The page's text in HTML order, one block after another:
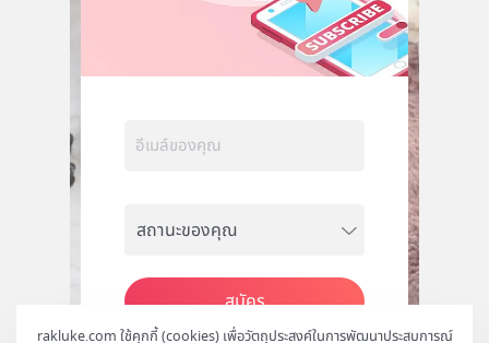
rakluke.com ใช้คุกกี้ (cookies) เพื่อวัตถุประสงค์ในการพัฒนาประสบการณ์
สมัคร